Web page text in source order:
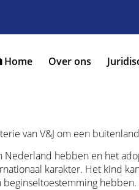
Home Over ons
van V&J om een
Nederland hebben en het
karakter. Het kind
hebben.